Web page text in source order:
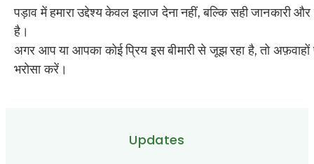
पड़ाव में हमारा उद्देश्य केवल इलाज देना नहीं, बल्कि सही जानकारी
है।
अगर आप या आपका कोई प्रिय इस बीमारी से जूझ रहा है, तो अफ़वाहों
भरोसा करें।
Updates